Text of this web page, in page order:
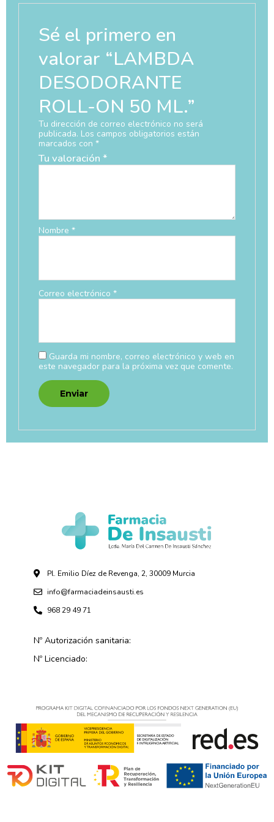
Sé el primero en
valorar “LAMBDA
DESODORANTE
ROLL-ON 50 ML.”
Tu dirección de correo electrónico no será
publicada. Los campos obligatorios están
marcados con *
Tu valoración *
Nombre *
Correo electrónico *
Guarda mi nombre, correo electrónico y web en
este navegador para la próxima vez que comente.
Pl. Emilio Díez de Revenga, 2, 30009 Murcia
info@farmaciadeinsausti.es
968 29 49 71
Nº Autorización sanitaria:
Nº Licenciado: